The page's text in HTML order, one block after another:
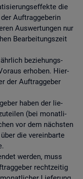
die
Auf­trag­ge­be­rin
Aus­wer­tun­gen nur
Be­ar­bei­tungs­zeit
be­zie­hungs­
er­ho­ben. Hier­
der Auf­trag­ge­ber
haben der lie­
(bei mo­nat­li­
vor dem nächs­ten
die ver­ein­bar­te
wer­den, muss
recht­zei­tig